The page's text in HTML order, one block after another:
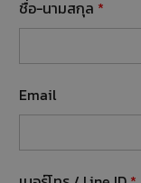
ชื่อ-นามสกุล *
Email